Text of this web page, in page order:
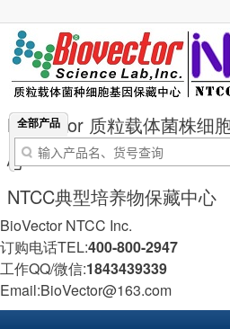
BioVector 质粒载体菌株细
心
NTCC典型培养物保藏中心
全部产品
BioVector NTCC Inc.
订购电话TEL:400-800-2947
工作QQ/微信:1843439339
Email:BioVector@163.com